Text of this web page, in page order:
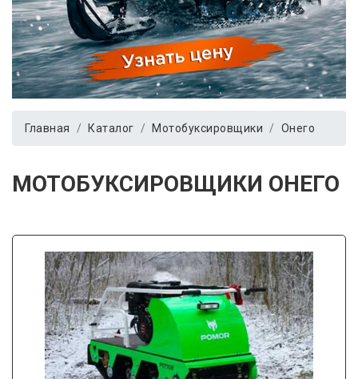
Главная Каталог Мотобуксировщики Онего
МОТОБУКСИРОВЩИКИ ОНЕГО